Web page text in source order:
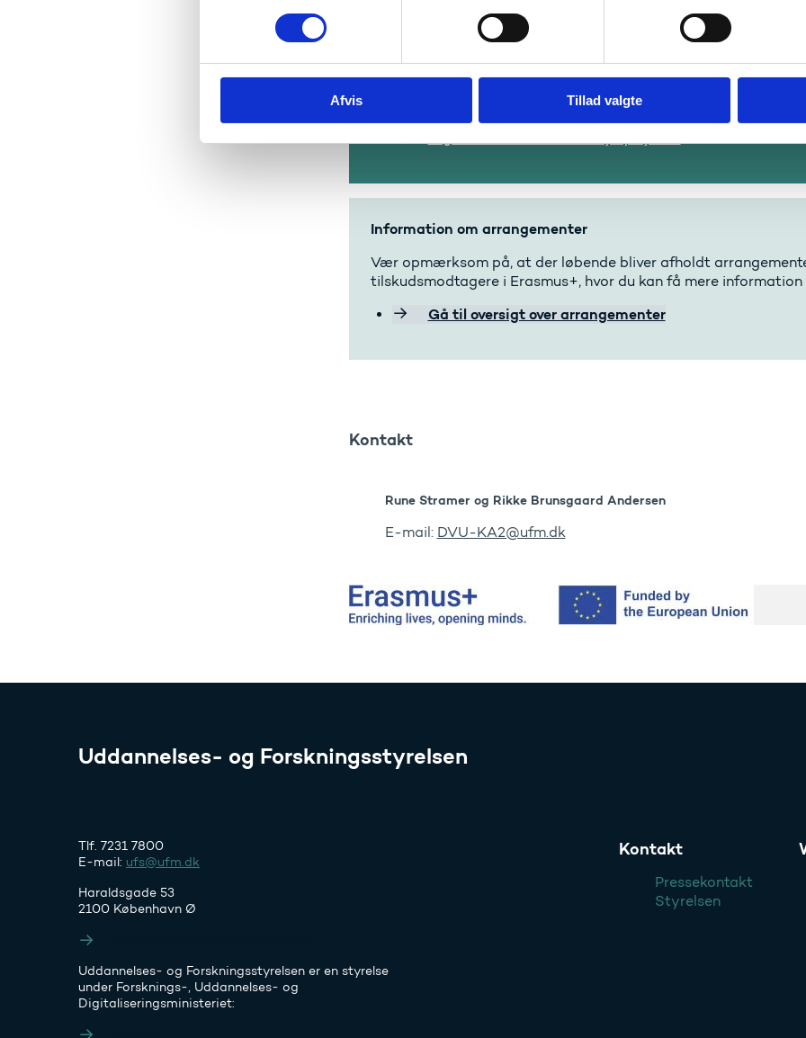
v
Afvis Tillad valgte
Du kan søge om tilskud gennem Uddannelses- og
agentur for Erasmus+. Vi guider dig gennem
Information om arrangementer
Vær opmærksom på, at der løbende bliver afholdt
tilskudsmodtagere i Erasmus+, hvor du kan få mere
Gå til oversigt over arrangementer
Kontakt
Rune Stramer og Rikke Brunsgaard Andersen
E-mail: DVU-KA2@ufm.dk
Uddannelses- og Forskningsstyrelsen
Tlf. 7231 7800
E-mail: ufs@ufm.dk
Haraldsgade 53
2100 København Ø
Uddannelses- og Forskningsstyrelsen er en styrelse
under Forsknings-, Uddannelses- og
Digitaliseringsministeriet:
Kontakt
Pressekontakt
Styrelsen